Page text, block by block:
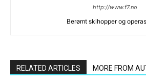
http://www.f7.no
Berømt skihopper og
RELATED ARTICLES MORE FROM